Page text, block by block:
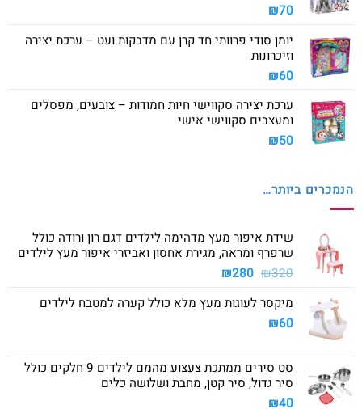
₪70
יומן סודי פרוותי חד קרן עם מדבקות ועט – ערכת יצירה
וזיכרונות
₪60
ערכת יצירה סקווישי חיות חמודות – צובעים, מפסלים
ומעצבים סקווישי אישי
₪50
הנמכרים ביותר…
שידת איפור מעץ מדהימה לילדים דגם רון ורודה כולל
שרפרף ומראה, מגירת אחסון ואביזרי איפור מעץ לילדים
₪320
המחיר
היה:
₪280 המחיר
הוא:
מיקסר לעוגות מעץ מלא כולל קערה למטבח לילדים
₪60
סט סירים ממתכת צעצוע מהמם לילדים 9 חלקים כולל
סיר גדול, סיר קטן, מחבת ושלושה כלים
₪40